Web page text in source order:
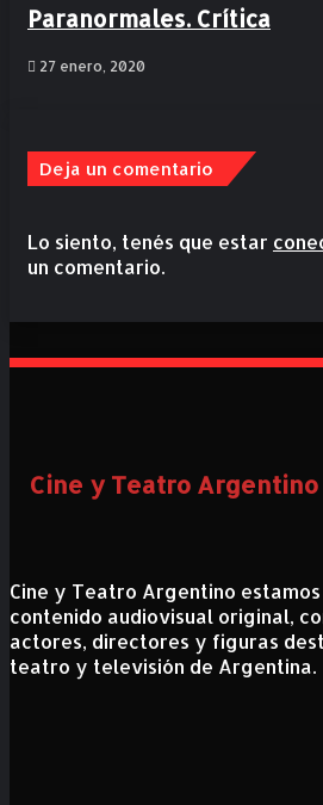
Paranormales. Crítica
27 enero, 2020
Deja un comentario
Lo siento, tenés que estar
un comentario.
Cine y Teatro Argentino
Cine y Teatro Argentino
contenido audiovisual original,
actores, directores y figuras
teatro y televisión de Argentina.